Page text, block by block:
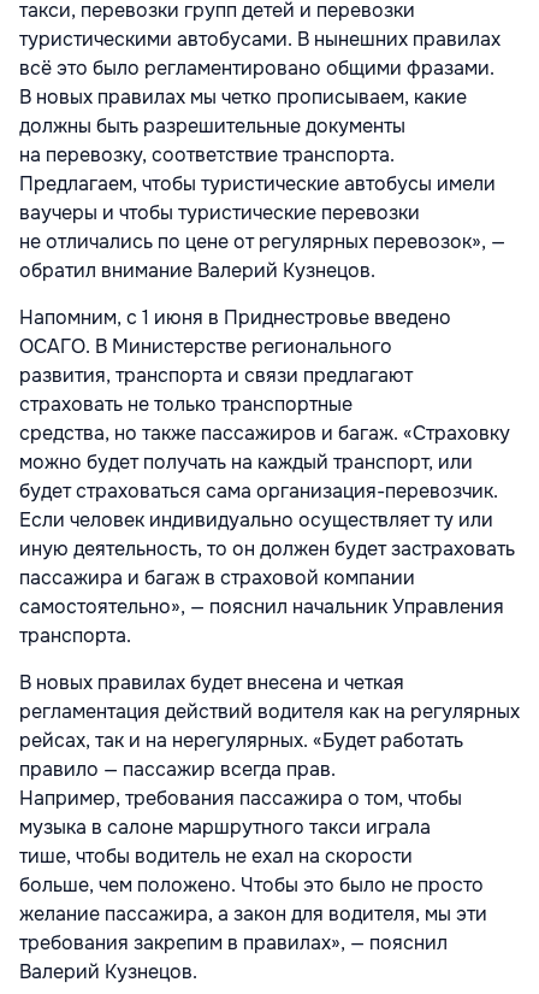
такси, перевозки групп детей и перевозки
туристическими автобусами. В нынешних правилах
всё это было регламентировано общими фразами.
В новых правилах мы четко прописываем, какие
должны быть разрешительные документы
на перевозку, соответствие транспорта.
Предлагаем, чтобы туристические автобусы имели
ваучеры и чтобы туристические перевозки
не отличались по цене от регулярных перевозок», —
обратил внимание Валерий Кузнецов.
Напомним, с 1 июня в Приднестровье введено
ОСАГО. В Министерстве регионального
развития, транспорта и связи предлагают
страховать не только транспортные
средства, но также пассажиров и багаж. «Страховку
можно будет получать на каждый транспорт, или
будет страховаться сама организация-перевозчик.
Если человек индивидуально осуществляет ту или
иную деятельность, то он должен будет застраховать
пассажира и багаж в страховой компании
самостоятельно», — пояснил начальник Управления
транспорта.
В новых правилах будет внесена и четкая
регламентация действий водителя как на регулярных
рейсах, так и на нерегулярных. «Будет работать
правило — пассажир всегда прав.
Например, требования пассажира о том, чтобы
музыка в салоне маршрутного такси играла
тише, чтобы водитель не ехал на скорости
больше, чем положено. Чтобы это было не просто
желание пассажира, а закон для водителя, мы эти
требования закрепим в правилах», — пояснил
Валерий Кузнецов.